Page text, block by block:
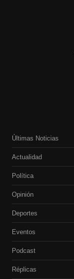
Últimas Noticias
Actualidad
Política
Opinión
Deportes
Eventos
Podcast
Réplicas